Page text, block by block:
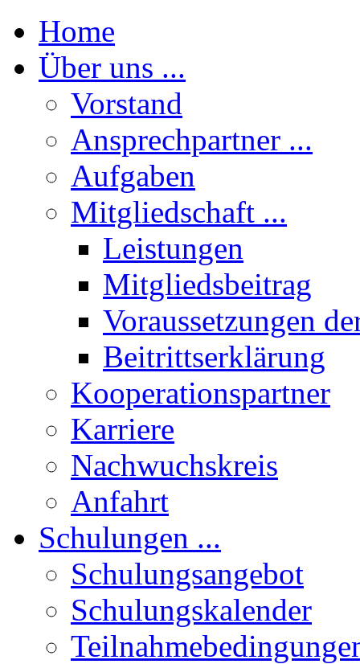
Home
Über uns ...
Vorstand
Ansprechpartner ...
Aufgaben
Mitgliedschaft ...
Leistungen
Mitgliedsbeitrag
Voraussetzungen
Beitrittserklärung
Kooperationspartner
Karriere
Nachwuchskreis
Anfahrt
Schulungen ...
Schulungsangebot
Schulungskalender